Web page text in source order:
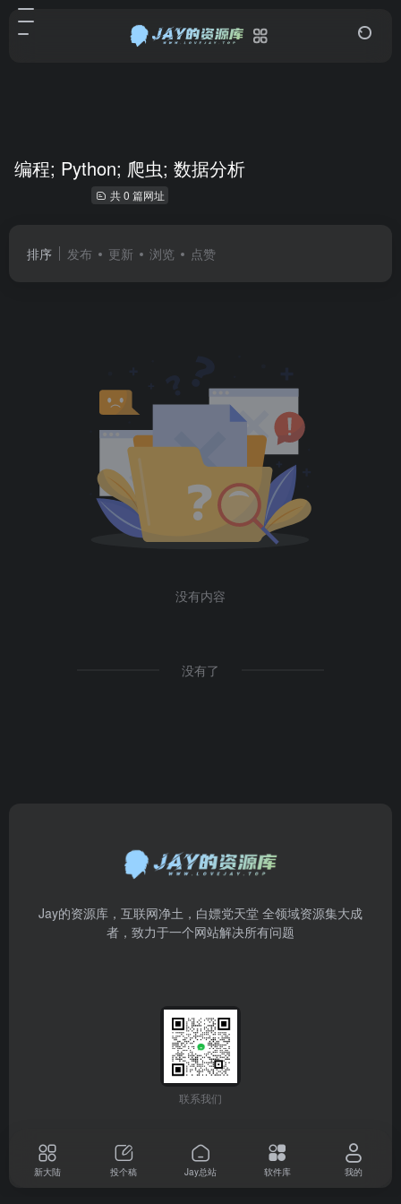
编程; Python; 爬虫; 数据分析
共 0 篇网址
排序 发布 更新 浏览 点赞
没有内容
没有了
Jay的资源库，互联网净土，白嫖党天堂 全领域资源集大成
者，致力于一个网站解决所有问题
联系我们
新大陆 投个稿 Jay总站 软件库 我的